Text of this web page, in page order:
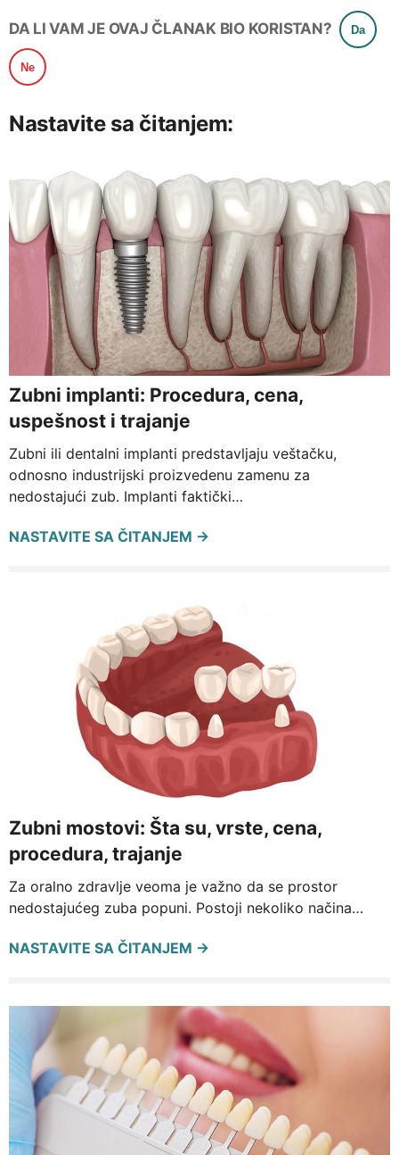
DA LI VAM JE OVAJ ČLANAK BIO KORISTAN? Da
Ne
Nastavite sa čitanjem:
Zubni implanti: Procedura, cena,
uspešnost i trajanje
Zubni ili dentalni implanti predstavljaju veštačku,
odnosno industrijski proizvedenu zamenu za
nedostajući zub. Implanti faktički…
NASTAVITE SA ČITANJEM →
Zubni mostovi: Šta su, vrste, cena,
procedura, trajanje
Za oralno zdravlje veoma je važno da se prostor
nedostajućeg zuba popuni. Postoji nekoliko načina…
NASTAVITE SA ČITANJEM →